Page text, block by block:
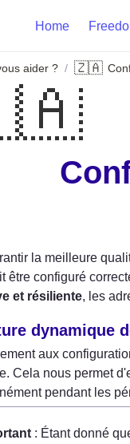
Home
aider ? / 🇿🇦
la meilleure
être configuré
et résiliente, les
dynamique
aux
Cela nous permet
pendant les
: Étant donné